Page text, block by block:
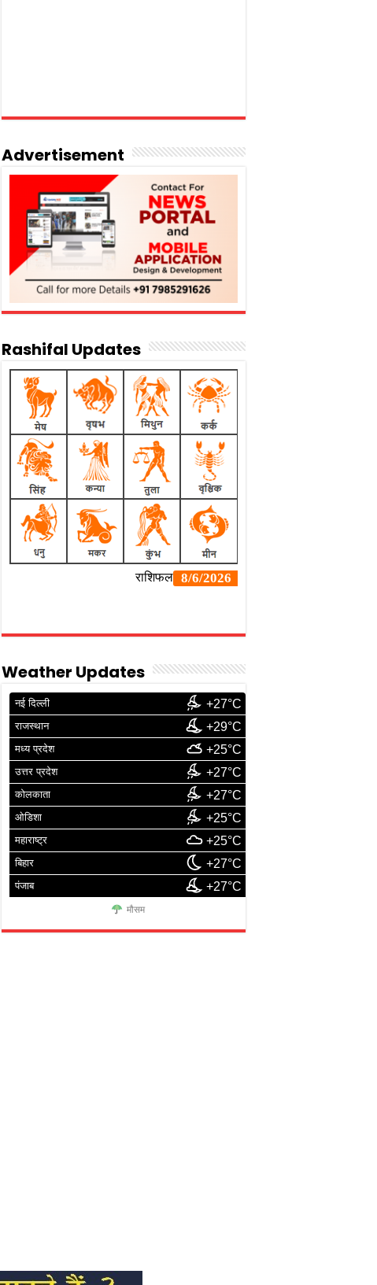
Advertisement
Rashifal Updates
Weather Updates
नई दिल्ली +27°C
राजस्थान +29°C
मध्य प्रदेश +25°C
उत्तर प्रदेश +27°C
कोलकाता +27°C
ओडिशा +25°C
महाराष्ट्र +25°C
बिहार +27°C
पंजाब +27°C
मौसम